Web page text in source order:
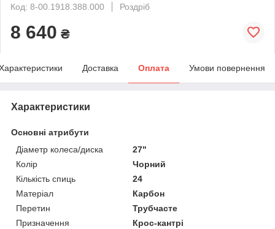
Код: 8-00.1918.388.000
Роздріб
8 640 ₴
Доставка Оплата Умови повернення
Характеристики
Основні атрибути
Діаметр колеса/диска
27"
Колір
Чорний
Кількість спиць
24
Матеріал
Карбон
Перетин
Трубчасте
Призначення
Крос-кантрі